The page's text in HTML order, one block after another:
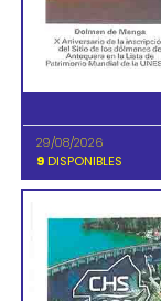
29/08/2026
9 DISPONIBLES